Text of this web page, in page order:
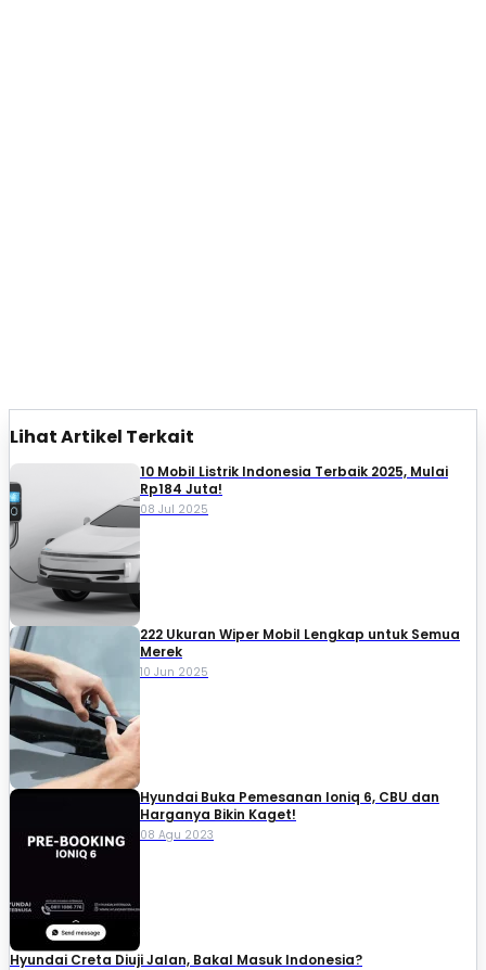
Lihat Artikel Terkait
10 Mobil Listrik Indonesia Terbaik 2025, Mulai
Rp184 Juta!
08 Jul 2025
222 Ukuran Wiper Mobil Lengkap untuk Semua
Merek
10 Jun 2025
Hyundai Buka Pemesanan Ioniq 6, CBU dan
Harganya Bikin Kaget!
08 Agu 2023
Hyundai Creta Diuji Jalan, Bakal Masuk Indonesia?